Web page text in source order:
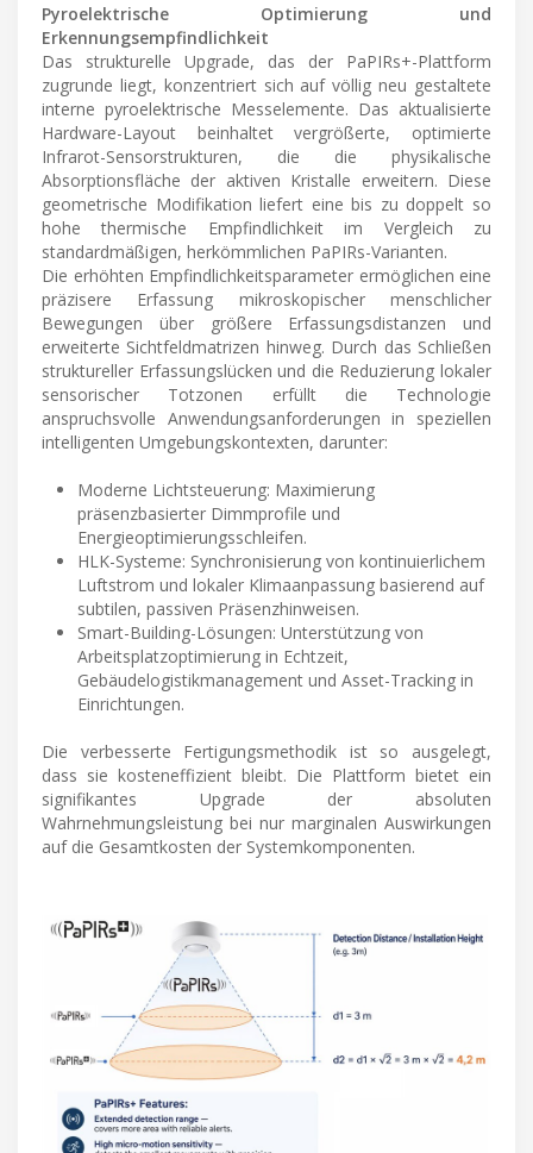
Pyroelektrische Optimierung und
Erkennungsempfindlichkeit
Das strukturelle Upgrade, das der PaPIRs+-Plattform
zugrunde liegt, konzentriert sich auf völlig neu gestaltete
interne pyroelektrische Messelemente. Das aktualisierte
Hardware-Layout beinhaltet vergrößerte, optimierte
Infrarot-Sensorstrukturen, die die physikalische
Absorptionsfläche der aktiven Kristalle erweitern. Diese
geometrische Modifikation liefert eine bis zu doppelt so
hohe thermische Empfindlichkeit im Vergleich zu
standardmäßigen, herkömmlichen PaPIRs-Varianten.
Die erhöhten Empfindlichkeitsparameter ermöglichen eine
präzisere Erfassung mikroskopischer menschlicher
Bewegungen über größere Erfassungsdistanzen und
erweiterte Sichtfeldmatrizen hinweg. Durch das Schließen
struktureller Erfassungslücken und die Reduzierung lokaler
sensorischer Totzonen erfüllt die Technologie
anspruchsvolle Anwendungsanforderungen in speziellen
intelligenten Umgebungskontexten, darunter:
Moderne Lichtsteuerung: Maximierung
präsenzbasierter Dimmprofile und
Energieoptimierungsschleifen.
HLK-Systeme: Synchronisierung von kontinuierlichem
Luftstrom und lokaler Klimaanpassung basierend auf
subtilen, passiven Präsenzhinweisen.
Smart-Building-Lösungen: Unterstützung von
Arbeitsplatzoptimierung in Echtzeit,
Gebäudelogistikmanagement und Asset-Tracking in
Einrichtungen.
Die verbesserte Fertigungsmethodik ist so ausgelegt,
dass sie kosteneffizient bleibt. Die Plattform bietet ein
signifikantes Upgrade der absoluten
Wahrnehmungsleistung bei nur marginalen Auswirkungen
auf die Gesamtkosten der Systemkomponenten.